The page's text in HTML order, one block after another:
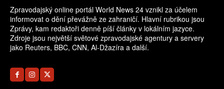
Zpravodajský online portál World News 24 vznikl za účelem
informovat o dění převážně ze zahraničí. Hlavní rubrikou jsou
Zprávy, kam redaktoři denně píší články v lokálním jazyce.
Zdroje jsou největší světové zpravodajské agentury a servery
jako Reuters, BBC, CNN, Al-Džazíra a další.